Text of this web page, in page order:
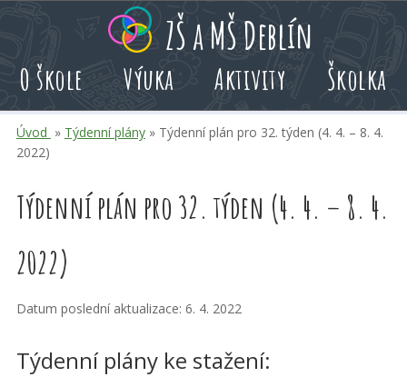
obsah
volby
akcí
ZŠ a MŠ Deblín
O škole Výuka Aktivity Školka
Úvod » Týdenní plány» Týdenní plán pro 32. týden (4. 4. – 8. 4.
2022)
Týdenní plán pro 32. týden (4. 4. – 8. 4.
2022)
Datum poslední aktualizace: 6. 4. 2022
Týdenní plány ke stažení: